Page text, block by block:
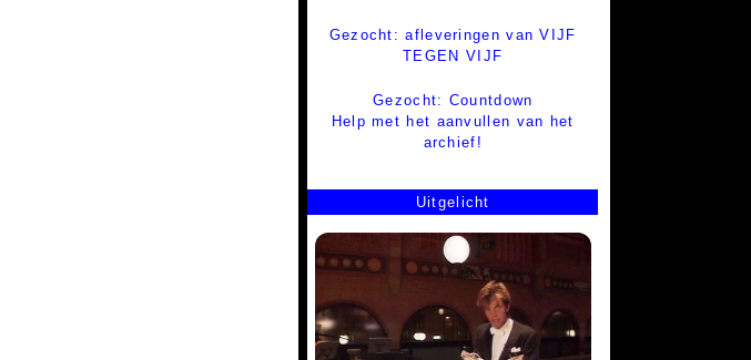
Gezocht: afleveringen van VIJF
TEGEN VIJF
Gezocht: Countdown
Help met het aanvullen van het
archief!
Uitgelicht